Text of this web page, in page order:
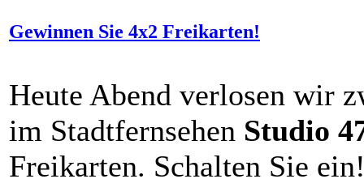
Gewinnen Sie 4x2 Freikarten!
Heute Abend verlosen wir
im Stadtfernsehen Studio
Freikarten. Schalten Sie